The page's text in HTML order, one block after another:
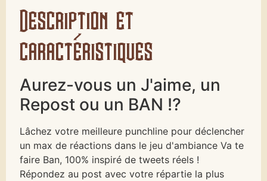
Description et
caractéristiques
Aurez-vous un J'aime, un
Repost ou un BAN !?
Lâchez votre meilleure punchline pour déclencher
un max de réactions dans le jeu d'ambiance Va te
faire Ban, 100% inspiré de tweets réels !
Répondez au post avec votre répartie la plus